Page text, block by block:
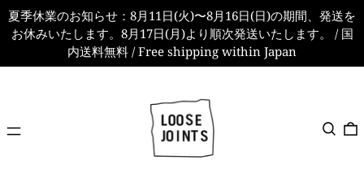
夏季休業のお知らせ：8月11日(火)〜8月16日(日)の期間、発送を
お休みいたします。8月17日(月)より順次発送いたします。 / 国
内送料無料 / Free shipping within Japan
メ
検索